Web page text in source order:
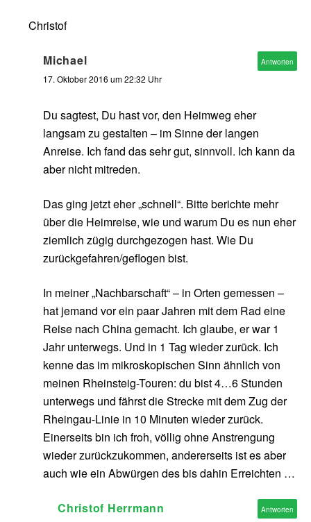
Christof
Michael
17. Oktober 2016 um 22:32 Uhr
Du sagtest, Du hast vor, den Heimweg eher
langsam zu gestalten – im Sinne der langen
Anreise. Ich fand das sehr gut, sinnvoll. Ich kann da
aber nicht mitreden.
Das ging jetzt eher „schnell“. Bitte berichte mehr
über die Heimreise, wie und warum Du es nun eher
ziemlich zügig durchgezogen hast. Wie Du
zurückgefahren/geflogen bist.
In meiner „Nachbarschaft“ – in Orten gemessen –
hat jemand vor ein paar Jahren mit dem Rad eine
Reise nach China gemacht. Ich glaube, er war 1
Jahr unterwegs. Und in 1 Tag wieder zurück. Ich
kenne das im mikroskopischen Sinn ähnlich von
meinen Rheinsteig-Touren: du bist 4…6 Stunden
unterwegs und fährst die Strecke mit dem Zug der
Rheingau-Linie in 10 Minuten wieder zurück.
Einerseits bin ich froh, völlig ohne Anstrengung
wieder zurückzukommen, andererseits ist es aber
auch wie ein Abwürgen des bis dahin Erreichten …
Antworten
Christof Herrmann Antworten